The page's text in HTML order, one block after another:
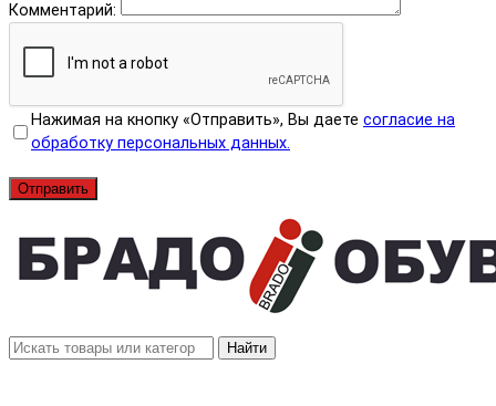
Комментарий:
Нажимая на кнопку «Отправить», Вы даете согласие на
обработку персональных данных.
Отправить
Найти